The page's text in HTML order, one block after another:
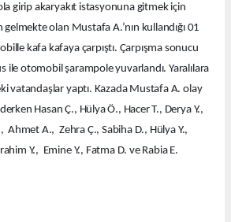
girip akaryakıt istasyonuna gitmek için
olan Mustafa A.’nın kullandığı 01
kafa kafaya çarpıştı. Çarpışma sonucu
ile otomobil şarampole yuvarlandı. Yaralılara
vatandaşlar yaptı. Kazada Mustafa A. olay
Hasan Ç., Hülya Ö., Hacer T., Derya Y.,
Ahmet A., Zehra Ç., Sabiha D., Hülya Y.,
Y., Emine Y., Fatma D. ve Rabia E.